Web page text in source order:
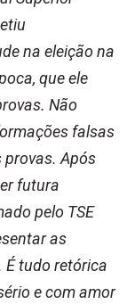
na eleição na
que ele
Não
falsas
provas. Após
futura
pelo TSE
as
É tudo retórica
e com amor